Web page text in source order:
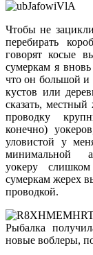
Чтобы не
перебирать
говорят косые
сумеркам я
что он большой и
кустов или
сказать,
проводку
конечно) уокеров
уловистой у
минимальной
уокеру
сумеркам жерех
проводкой.
Рыбалка
новые воблеры,